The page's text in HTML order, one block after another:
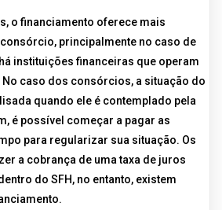
o financiamento oferece mais
principalmente no caso de
instituições financeiras que operam
caso dos consórcios, a situação do
quando ele é contemplado pela
é possível começar a pagar as
para regularizar sua situação. Os
a cobrança de uma taxa de juros
do SFH, no entanto, existem